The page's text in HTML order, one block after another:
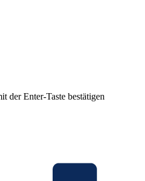
der Enter-Taste bestätigen